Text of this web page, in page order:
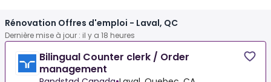
Rénovation Offres d'emploi - Laval, QC
Dernière mise à jour : il y a 18 heures
Bilingual Counter clerk / Order
management